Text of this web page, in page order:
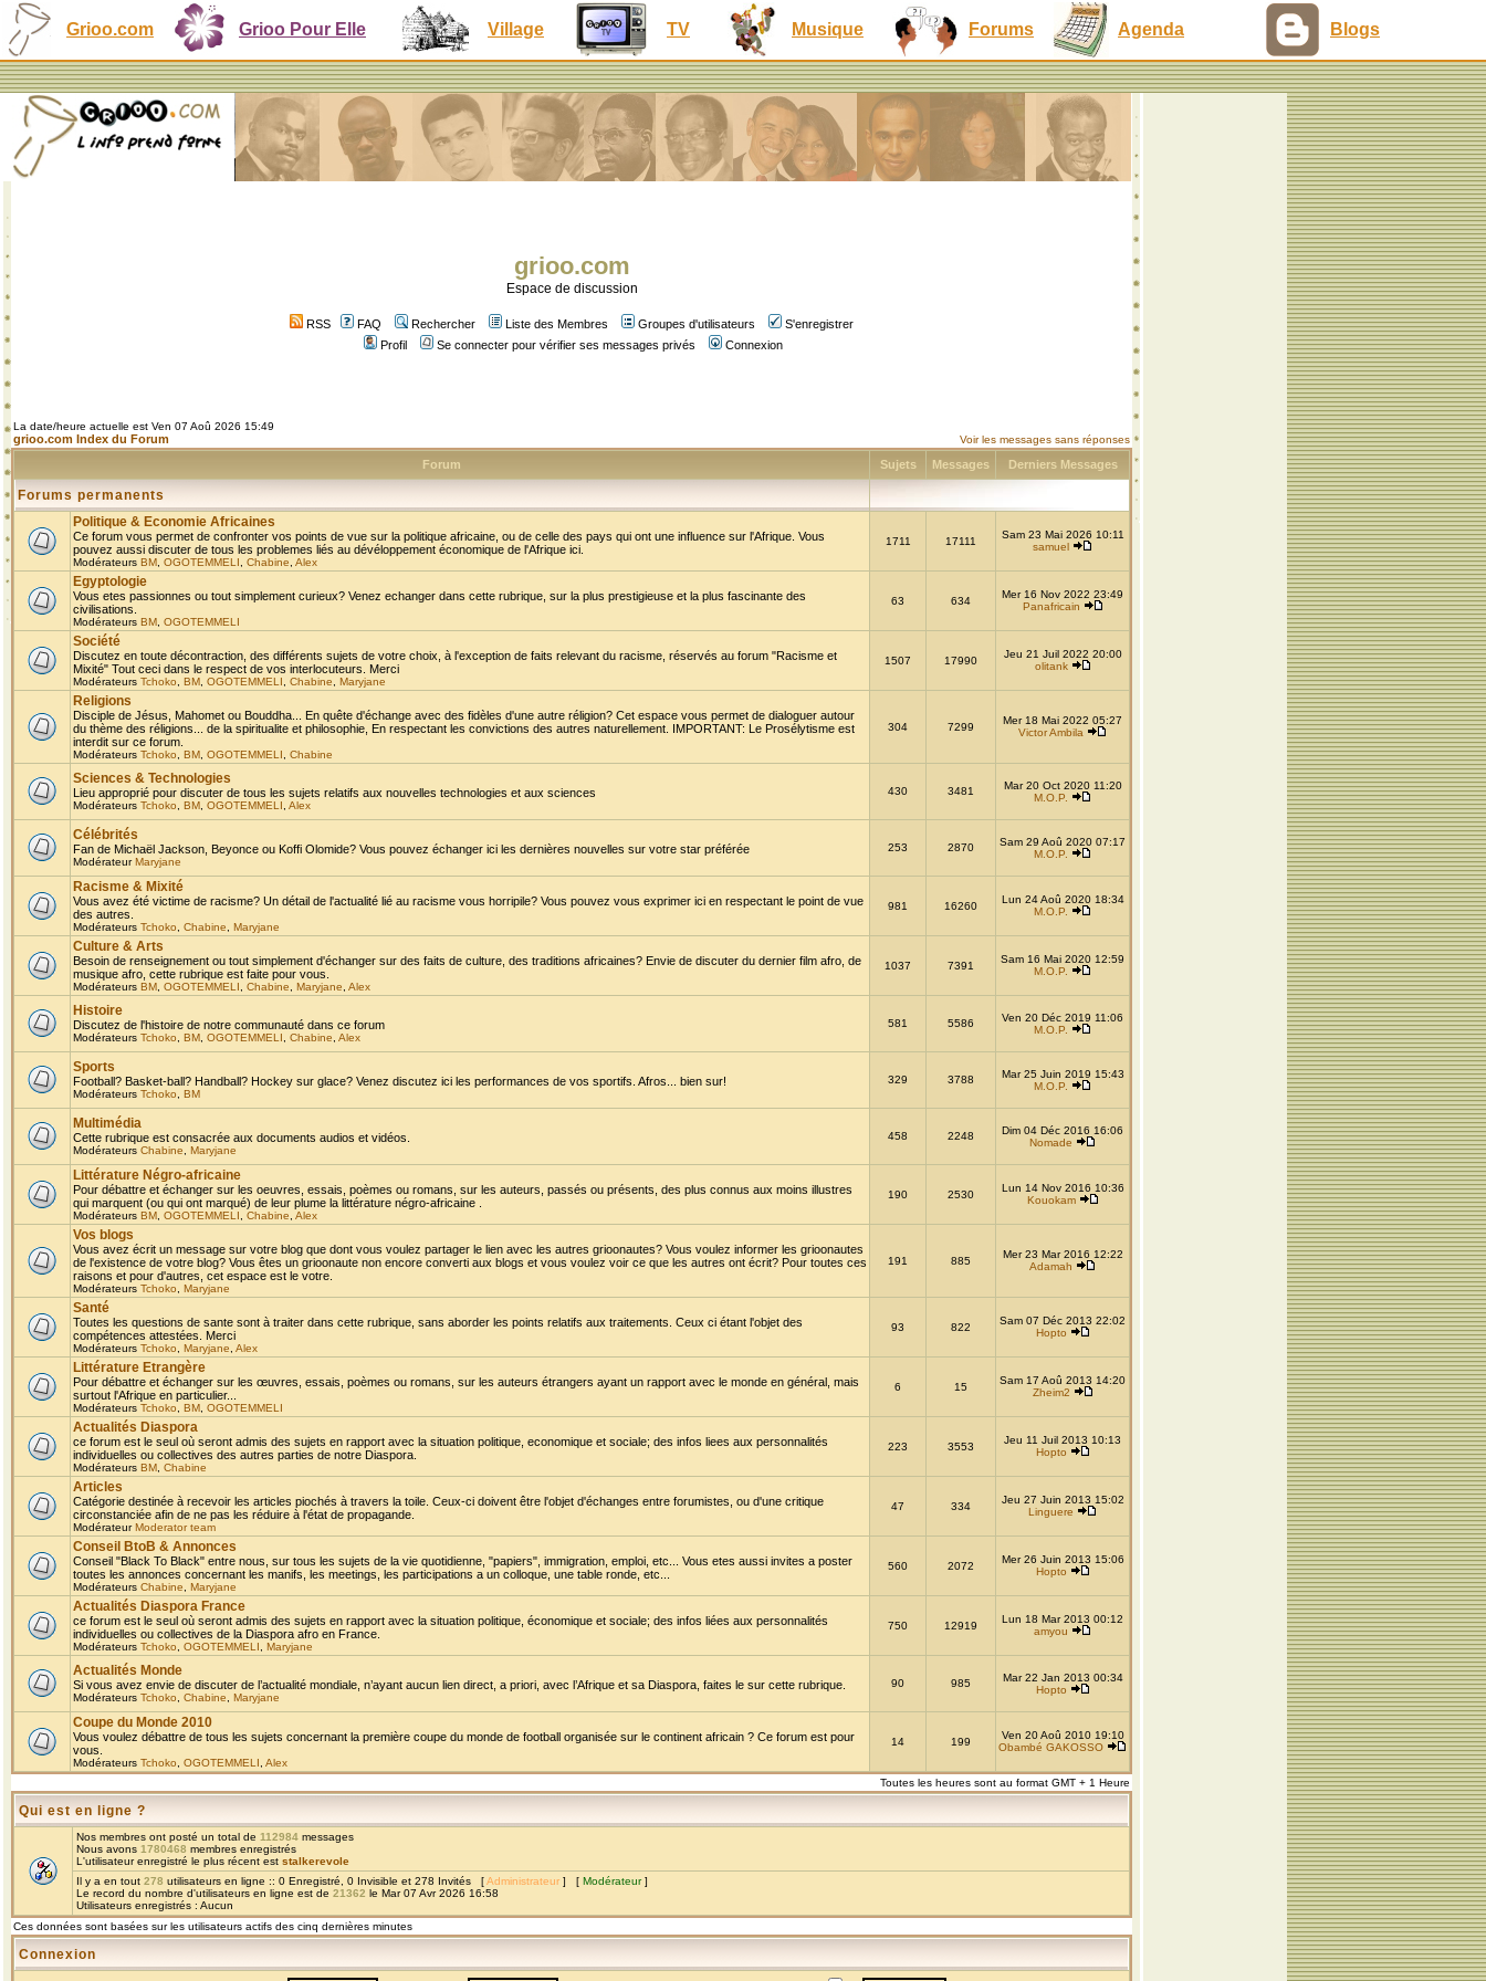
Grioo.com Grioo Pour Elle Village TV Musique Forums Agenda Blogs
grioo.com
Espace de discussion
RSS FAQ Rechercher Liste des Membres Groupes d'utilisateurs
S'enregistrer
Profil
Se connecter pour vérifier ses messages privés Connexion
La date/heure actuelle est Ven 07 Aoû 2026 15:49
grioo.com Index du Forum Voir les messages sans réponses
Forum Sujets Messages Derniers Messages
Forums permanents
Politique & Economie Africaines
Ce forum vous permet de confronter vos points de vue sur la politique africaine, ou de celle des pays qui ont une influence sur l'Afrique. Vous
pouvez aussi discuter de tous les problemes liés au dévéloppement économique de l'Afrique ici.
Modérateurs BM OGOTEMMELI Chabine Alex
1711 17111
Sam 23 Mai 2026 10:11
samuel
Egyptologie
Vous etes passionnes ou tout simplement curieux? Venez echanger dans cette rubrique, sur la plus prestigieuse et la plus fascinante des
civilisations.
Modérateurs BM OGOTEMMELI
63 634
Mer 16 Nov 2022 23:49
Panafricain
Société
Discutez en toute décontraction, des différents sujets de votre choix, à l'exception de faits relevant du racisme, réservés au forum "Racisme et
Mixité" Tout ceci dans le respect de vos interlocuteurs. Merci
Modérateurs Tchoko BM OGOTEMMELI Chabine Maryjane
1507 17990
Jeu 21 Juil 2022 20:00
olitank
Religions
Disciple de Jésus, Mahomet ou Bouddha... En quête d'échange avec des fidèles d'une autre réligion? Cet espace vous permet de dialoguer autour
du thème des réligions... de la spiritualite et philosophie, En respectant les convictions des autres naturellement. IMPORTANT: Le Prosélytisme est
interdit sur ce forum.
Modérateurs Tchoko BM OGOTEMMELI Chabine
304 7299
Mer 18 Mai 2022 05:27
Victor Ambila
Sciences & Technologies
Lieu approprié pour discuter de tous les sujets relatifs aux nouvelles technologies et aux sciences
Modérateurs Tchoko BM OGOTEMMELI Alex
430 3481
Mar 20 Oct 2020 11:20
M.O.P.
Célébrités
Fan de Michaël Jackson, Beyonce ou Koffi Olomide? Vous pouvez échanger ici les dernières nouvelles sur votre star préférée
ModérateurMaryjane
253 2870
Sam 29 Aoû 2020 07:17
M.O.P.
Racisme & Mixité
Vous avez été victime de racisme? Un détail de l'actualité lié au racisme vous horripile? Vous pouvez vous exprimer ici en respectant le point de vue
des autres.
Modérateurs Tchoko Chabine Maryjane
981 16260
Lun 24 Aoû 2020 18:34
M.O.P.
Culture & Arts
Besoin de renseignement ou tout simplement d'échanger sur des faits de culture, des traditions africaines? Envie de discuter du dernier film afro, de
musique afro, cette rubrique est faite pour vous.
Modérateurs BM OGOTEMMELI Chabine Maryjane Alex
1037 7391
Sam 16 Mai 2020 12:59
M.O.P.
Histoire
Discutez de l'histoire de notre communauté dans ce forum
Modérateurs Tchoko BM OGOTEMMELI Chabine Alex
581 5586
Ven 20 Déc 2019 11:06
M.O.P.
Sports
Football? Basket-ball? Handball? Hockey sur glace? Venez discutez ici les performances de vos sportifs. Afros... bien sur!
Modérateurs Tchoko BM
329 3788
Mar 25 Juin 2019 15:43
M.O.P.
Multimédia
Cette rubrique est consacrée aux documents audios et vidéos.
Modérateurs Chabine Maryjane
458 2248
Dim 04 Déc 2016 16:06
Nomade
Littérature Négro-africaine
Pour débattre et échanger sur les oeuvres, essais, poèmes ou romans, sur les auteurs, passés ou présents, des plus connus aux moins illustres
qui marquent (ou qui ont marqué) de leur plume la littérature négro-africaine .
Modérateurs BM OGOTEMMELI Chabine Alex
190 2530
Lun 14 Nov 2016 10:36
Kouokam
Vos blogs
Vous avez écrit un message sur votre blog que dont vous voulez partager le lien avec les autres grioonautes? Vous voulez informer les grioonautes
de l'existence de votre blog? Vous êtes un grioonaute non encore converti aux blogs et vous voulez voir ce que les autres ont écrit? Pour toutes ces
raisons et pour d'autres, cet espace est le votre.
Modérateurs Tchoko Maryjane
191 885
Mer 23 Mar 2016 12:22
Adamah
Santé
Toutes les questions de sante sont à traiter dans cette rubrique, sans aborder les points relatifs aux traitements. Ceux ci étant l'objet des
compétences attestées. Merci
Modérateurs Tchoko Maryjane Alex
93 822
Sam 07 Déc 2013 22:02
Hopto
Littérature Etrangère
Pour débattre et échanger sur les œuvres, essais, poèmes ou romans, sur les auteurs étrangers ayant un rapport avec le monde en général, mais
surtout l'Afrique en particulier...
Modérateurs Tchoko BM OGOTEMMELI
6 15
Sam 17 Aoû 2013 14:20
Zheim2
Actualités Diaspora
ce forum est le seul où seront admis des sujets en rapport avec la situation politique, economique et sociale; des infos liees aux personnalités
individuelles ou collectives des autres parties de notre Diaspora.
Modérateurs BM Chabine
223 3553
Jeu 11 Juil 2013 10:13
Hopto
Articles
Catégorie destinée à recevoir les articles piochés à travers la toile. Ceux-ci doivent être l'objet d'échanges entre forumistes, ou d'une critique
circonstanciée afin de ne pas les réduire à l'état de propagande.
ModérateurModerator team
47 334
Jeu 27 Juin 2013 15:02
Linguere
Conseil BtoB & Annonces
Conseil "Black To Black" entre nous, sur tous les sujets de la vie quotidienne, "papiers", immigration, emploi, etc... Vous etes aussi invites a poster
toutes les annonces concernant les manifs, les meetings, les participations a un colloque, une table ronde, etc...
Modérateurs Chabine Maryjane
560 2072
Mer 26 Juin 2013 15:06
Hopto
Actualités Diaspora France
ce forum est le seul où seront admis des sujets en rapport avec la situation politique, économique et sociale; des infos liées aux personnalités
individuelles ou collectives de la Diaspora afro en France.
Modérateurs Tchoko OGOTEMMELI Maryjane
750 12919
Lun 18 Mar 2013 00:12
amyou
Actualités Monde
Si vous avez envie de discuter de l’actualité mondiale, n’ayant aucun lien direct, a priori, avec l’Afrique et sa Diaspora, faites le sur cette rubrique.
Modérateurs Tchoko Chabine Maryjane
90 985
Mar 22 Jan 2013 00:34
Hopto
Coupe du Monde 2010
Vous voulez débattre de tous les sujets concernant la première coupe du monde de football organisée sur le continent africain ? Ce forum est pour
vous.
Modérateurs Tchoko OGOTEMMELI Alex
14 199
Ven 20 Aoû 2010 19:10
Obambé GAKOSSO
Toutes les heures sont au format GMT + 1 Heure
Qui est en ligne ?
Nos membres ont posté un total de 112984 messages
Nous avons 1780468 membres enregistrés
L'utilisateur enregistré le plus récent est stalkerevole
Il y a en tout 278 utilisateurs en ligne :: 0 Enregistré, 0 Invisible et 278 Invités [Administrateur ] [ Modérateur]
Le record du nombre d'utilisateurs en ligne est de 21362 le Mar 07 Avr 2026 16:58
Utilisateurs enregistrés : Aucun
Ces données sont basées sur les utilisateurs actifs des cinq dernières minutes
Connexion